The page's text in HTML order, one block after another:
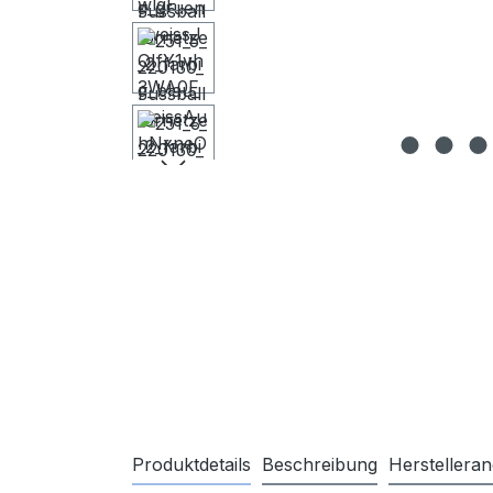
Produktdetails Beschreibung